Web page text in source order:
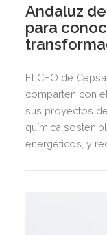
Andaluz
para
El CEO de
comparten con
sus proyectos
química
energéticos, y